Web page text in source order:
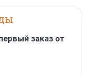
заказ от